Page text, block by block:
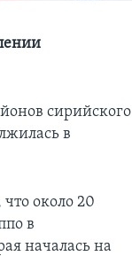
сирийского
в
около 20
в
началась на